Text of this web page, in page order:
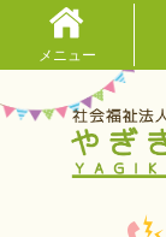
メニュー